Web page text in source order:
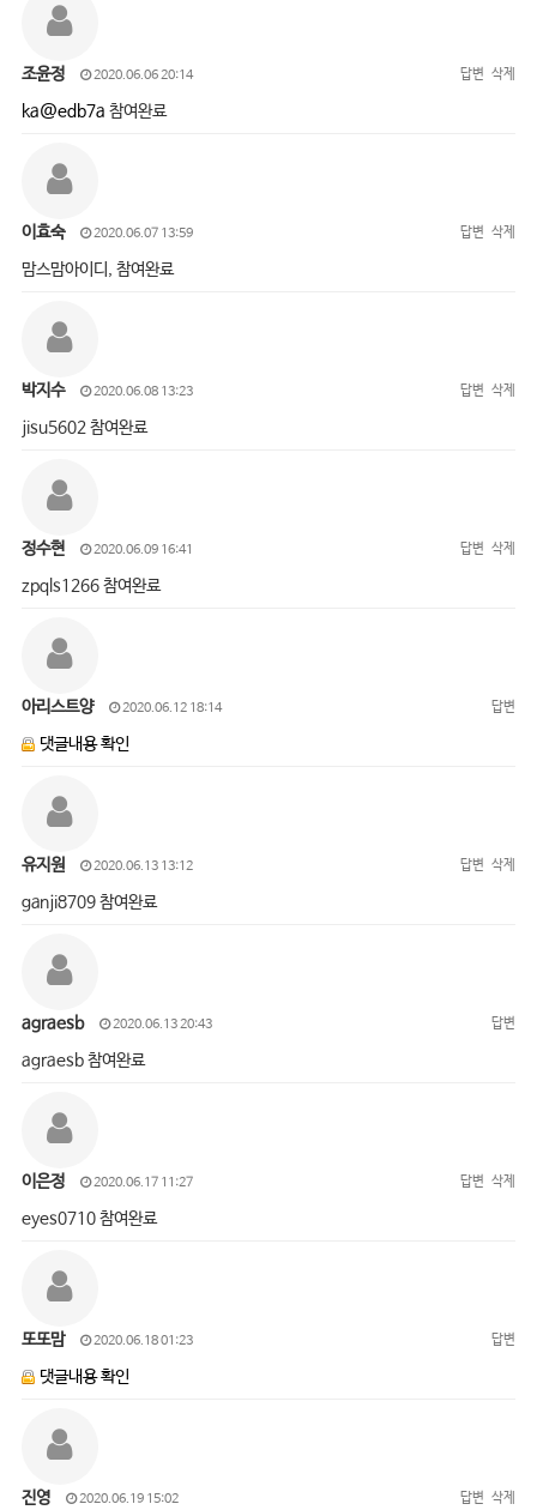
조윤정 2020.06.06 20:14 답변 삭제
ka@edb7a 참여완료
이효숙 2020.06.07 13:59 답변 삭제
맘스맘아이디, 참여완료
박지수 2020.06.08 13:23 답변 삭제
jisu5602 참여완료
정수현 2020.06.09 16:41 답변 삭제
zpqls1266 참여완료
아리스트양 2020.06.12 18:14 답변
댓글내용 확인
유지원 2020.06.13 13:12 답변 삭제
ganji8709 참여완료
agraesb 2020.06.13 20:43 답변
agraesb 참여완료
이은정 2020.06.17 11:27 답변 삭제
eyes0710 참여완료
또또맘 2020.06.18 01:23 답변
댓글내용 확인
진영 2020.06.19 15:02 답변 삭제